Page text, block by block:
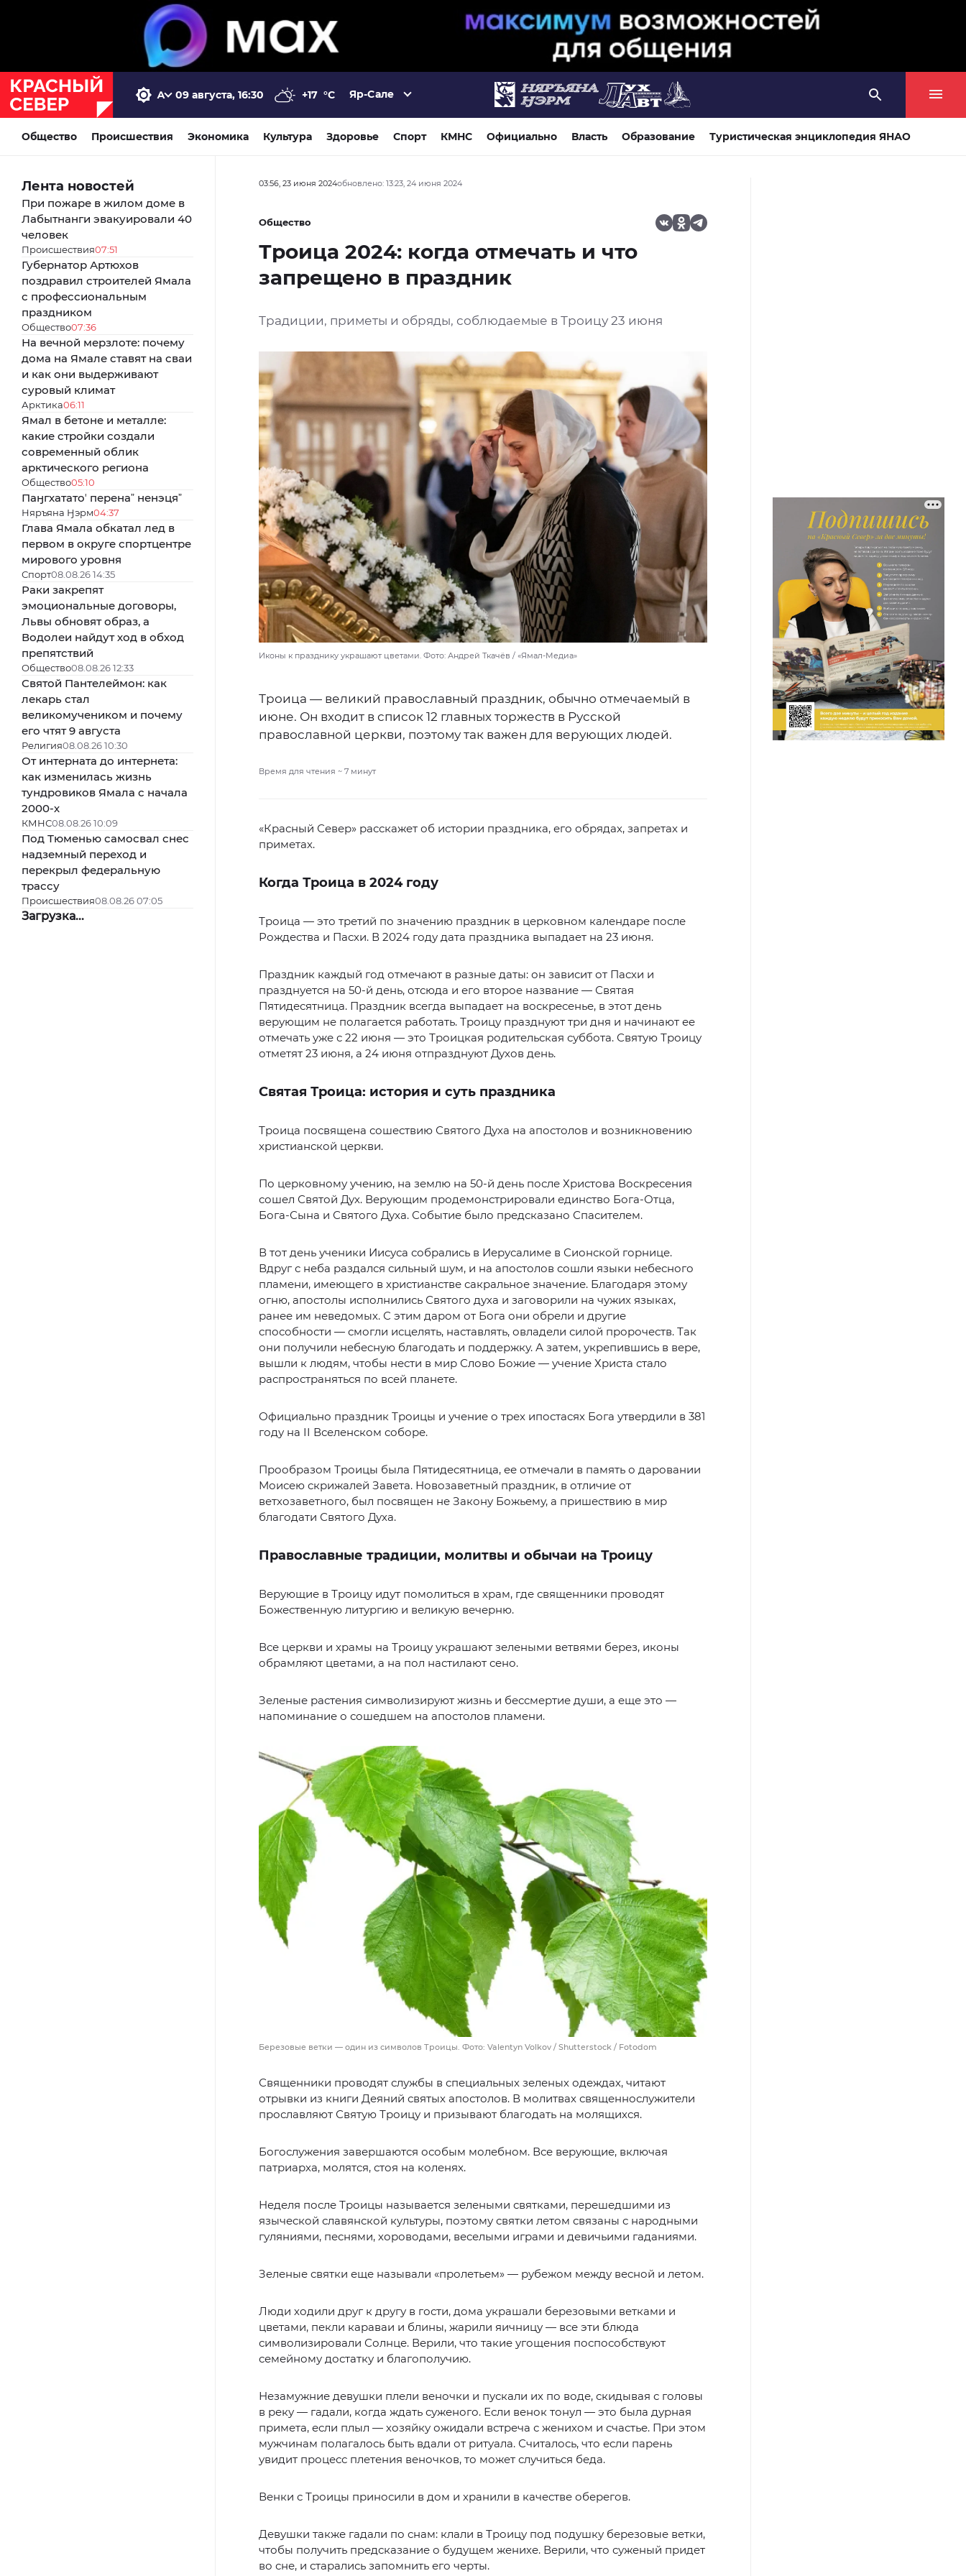
09 августа, 16:30 +17 °C Яр-Сале
Общество Происшествия Экономика Культура Здоровье Спорт КМНС Официально Власть Образование Туристическая энциклопедия ЯНАО
Лента новостей
При пожаре в жилом доме в
Лабытнанги эвакуировали 40
человек
Происшествия07:51
Губернатор Артюхов
поздравил строителей Ямала
с профессиональным
праздником
Общество07:36
На вечной мерзлоте: почему
дома на Ямале ставят на сваи
и как они выдерживают
суровый климат
Арктика06:11
Ямал в бетоне и металле:
какие стройки создали
современный облик
арктического региона
Общество05:10
Паӈгхататоʼ перенаˮ ненэцяˮ
Няръяна Ӈэрм04:37
Глава Ямала обкатал лед в
первом в округе спортцентре
мирового уровня
Спорт08.08.26 14:35
Раки закрепят
эмоциональные договоры,
Львы обновят образ, а
Водолеи найдут ход в обход
препятствий
Общество08.08.26 12:33
Святой Пантелеймон: как
лекарь стал
великомучеником и почему
его чтят 9 августа
Религия08.08.26 10:30
От интерната до интернета:
как изменилась жизнь
тундровиков Ямала с начала
2000-х
КМНС08.08.26 10:09
Под Тюменью самосвал снес
надземный переход и
перекрыл федеральную
трассу
Происшествия08.08.26 07:05
Загрузка...
03:56, 23 июня 2024обновлено: 13:23, 24 июня 2024
Общество
Троица 2024: когда отмечать и что
запрещено в праздник
Традиции, приметы и обряды, соблюдаемые в Троицу 23 июня
Иконы к празднику украшают цветами. Фото: Андрей Ткачёв / «Ямал-Медиа»
Троица — великий православный праздник, обычно отмечаемый в
июне. Он входит в список 12 главных торжеств в Русской
православной церкви, поэтому так важен для верующих людей.
Время для чтения ~ 7 минут
«Красный Север» расскажет об истории праздника, его обрядах, запретах и
приметах.
Когда Троица в 2024 году
Троица — это третий по значению праздник в церковном календаре после
Рождества и Пасхи. В 2024 году дата праздника выпадает на 23 июня.
Праздник каждый год отмечают в разные даты: он зависит от Пасхи и
празднуется на 50-й день, отсюда и его второе название — Святая
Пятидесятница. Праздник всегда выпадает на воскресенье, в этот день
верующим не полагается работать. Троицу празднуют три дня и начинают ее
отмечать уже с 22 июня — это Троицкая родительская суббота. Святую Троицу
отметят 23 июня, а 24 июня отпразднуют Духов день.
Святая Троица: история и суть праздника
Троица посвящена сошествию Святого Духа на апостолов и возникновению
христианской церкви.
По церковному учению, на землю на 50-й день после Христова Воскресения
сошел Святой Дух. Верующим продемонстрировали единство Бога-Отца,
Бога-Сына и Святого Духа. Событие было предсказано Спасителем.
В тот день ученики Иисуса собрались в Иерусалиме в Сионской горнице.
Вдруг с неба раздался сильный шум, и на апостолов сошли языки небесного
пламени, имеющего в христианстве сакральное значение. Благодаря этому
огню, апостолы исполнились Святого духа и заговорили на чужих языках,
ранее им неведомых. С этим даром от Бога они обрели и другие
способности — смогли исцелять, наставлять, овладели силой пророчеств. Так
они получили небесную благодать и поддержку. А затем, укрепившись в вере,
вышли к людям, чтобы нести в мир Слово Божие — учение Христа стало
распространяться по всей планете.
Официально праздник Троицы и учение о трех ипостасях Бога утвердили в 381
году на II Вселенском соборе.
Прообразом Троицы была Пятидесятница, ее отмечали в память о даровании
Моисею скрижалей Завета. Новозаветный праздник, в отличие от
ветхозаветного, был посвящен не Закону Божьему, а пришествию в мир
благодати Святого Духа.
Православные традиции, молитвы и обычаи на Троицу
Верующие в Троицу идут помолиться в храм, где священники проводят
Божественную литургию и великую вечерню.
Все церкви и храмы на Троицу украшают зелеными ветвями берез, иконы
обрамляют цветами, а на пол настилают сено.
Зеленые растения символизируют жизнь и бессмертие души, а еще это —
напоминание о сошедшем на апостолов пламени.
Березовые ветки — один из символов Троицы. Фото: Valentyn Volkov / Shutterstock / Fotodom
Священники проводят службы в специальных зеленых одеждах, читают
отрывки из книги Деяний святых апостолов. В молитвах священнослужители
прославляют Святую Троицу и призывают благодать на молящихся.
Богослужения завершаются особым молебном. Все верующие, включая
патриарха, молятся, стоя на коленях.
Неделя после Троицы называется зелеными святками, перешедшими из
языческой славянской культуры, поэтому святки летом связаны с народными
гуляниями, песнями, хороводами, веселыми играми и девичьими гаданиями.
Зеленые святки еще называли «пролетьем» — рубежом между весной и летом.
Люди ходили друг к другу в гости, дома украшали березовыми ветками и
цветами, пекли караваи и блины, жарили яичницу — все эти блюда
символизировали Солнце. Верили, что такие угощения поспособствуют
семейному достатку и благополучию.
Незамужние девушки плели веночки и пускали их по воде, скидывая с головы
в реку — гадали, когда ждать суженого. Если венок тонул — это была дурная
примета, если плыл — хозяйку ожидали встреча с женихом и счастье. При этом
мужчинам полагалось быть вдали от ритуала. Считалось, что если парень
увидит процесс плетения веночков, то может случиться беда.
Венки с Троицы приносили в дом и хранили в качестве оберегов.
Девушки также гадали по снам: клали в Троицу под подушку березовые ветки,
чтобы получить предсказание о будущем женихе. Верили, что суженый придет
во сне, и старались запомнить его черты.